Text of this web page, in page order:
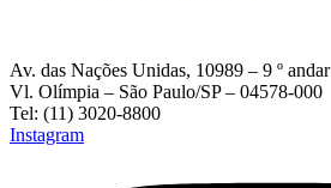
Av. das Nações Unidas, 10989 – 9 º andar
Vl. Olímpia – São Paulo/SP – 04578-000
Tel: (11) 3020-8800
Instagram